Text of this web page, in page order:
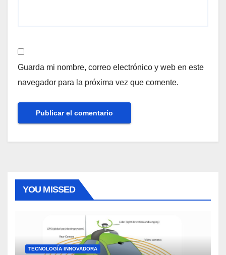
Guarda mi nombre, correo electrónico y web en este
navegador para la próxima vez que comente.
YOU MISSED
TECNOLOGÍA INNOVADORA